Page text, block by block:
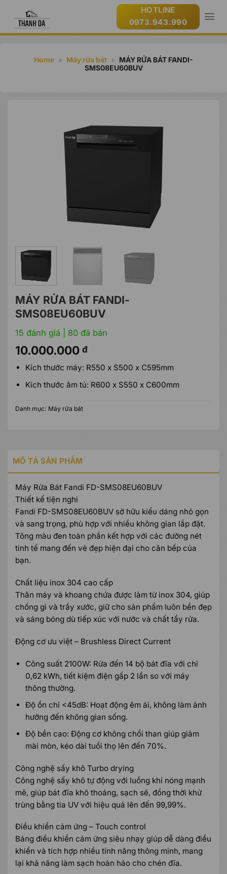
HOTLINE
0973.943.990
Home » Máy rửa bát » MÁY RỬA BÁT FANDI-
SMS08EU60BUV
MÁY RỬA BÁT FANDI-
SMS08EU60BUV
15 đánh giá | 80 đã bán
10.000.000 đ
Kích thước máy: R550 x S500 x C595mm
Kích thước âm tủ: R600 x S550 x C600mm
Danh mục: Máy rửa bát
MÔ TẢ SẢN PHẨM
Máy Rửa Bát Fandi FD-SMS08EU60BUV
Thiết kế tiện nghi
Fandi FD-SMS08EU60BUV sở hữu kiểu dáng nhỏ gọn
và sang trọng, phù hợp với nhiều không gian lắp đặt.
Tông màu đen toàn phần kết hợp với các đường nét
tinh tế mang đến vẻ đẹp hiện đại cho căn bếp của
bạn.
Chất liệu inox 304 cao cấp
Thân máy và khoang chứa được làm từ inox 304, giúp
chống gỉ và trầy xước, giữ cho sản phẩm luôn bền đẹp
và sáng bóng dù tiếp xúc với nước và chất tẩy rửa.
Động cơ ưu việt – Brushless Direct Current
Công suất 2100W: Rửa đến 14 bộ bát đĩa với chỉ
0,62 kWh, tiết kiệm điện gấp 2 lần so với máy
thông thường.
Độ ồn chỉ <45dB: Hoạt động êm ái, không làm ảnh
hưởng đến không gian sống.
Độ bền cao: Động cơ không chổi than giúp giảm
mài mòn, kéo dài tuổi thọ lên đến 70%.
Công nghệ sấy khô Turbo drying
Công nghệ sấy khô tự động với luồng khí nóng mạnh
mẽ, giúp bát đĩa khô thoáng, sạch sẽ, đồng thời khử
trùng bằng tia UV với hiệu quả lên đến 99,99%.
Điều khiển cảm ứng – Touch control
Bảng điều khiển cảm ứng siêu nhạy giúp dễ dàng điều
khiển và tích hợp nhiều tính năng thông minh, mang
lại khả năng làm sạch hoàn hảo cho chén đĩa.